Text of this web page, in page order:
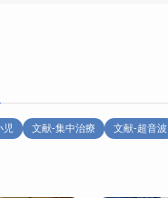
児 文献-集中治療 文献-超音波